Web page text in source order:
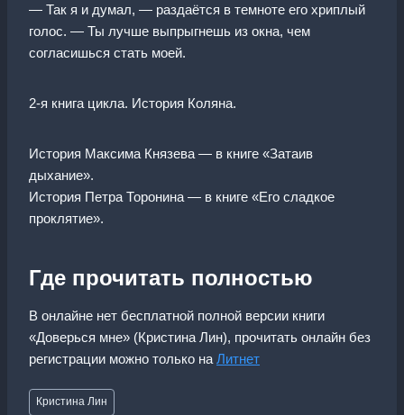
— Так я и думал, — раздаётся в темноте его хриплый
голос. — Ты лучше выпрыгнешь из окна, чем
согласишься стать моей.
2-я книга цикла. История Коляна.
История Максима Князева — в книге «Затаив
дыхание».
История Петра Торонина — в книге «Его сладкое
проклятие».
Где прочитать полностью
В онлайне нет бесплатной полной версии книги
«Доверься мне» (Кристина Лин), прочитать онлайн без
регистрации можно только на Литнет
Метки
Кристина Лин